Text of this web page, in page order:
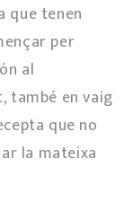
que tenen
per
al
també en vaig
que no
la mateixa